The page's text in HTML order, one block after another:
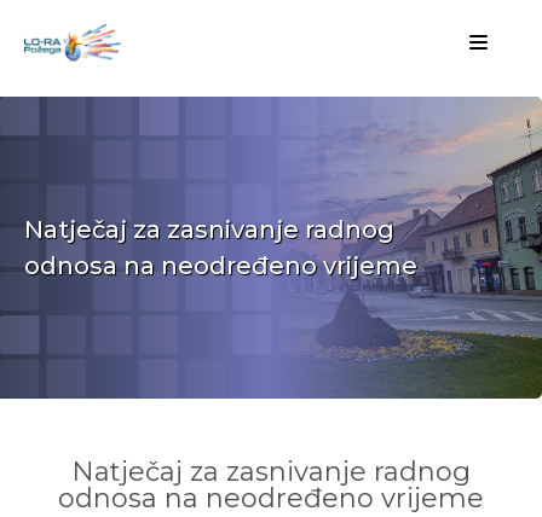
Natječaj za zasnivanje radnog
odnosa na neodređeno vrijeme
Natječaj za zasnivanje radnog
odnosa na neodređeno vrijeme